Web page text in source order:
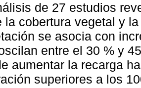
de 27 estudios
la cobertura vegetal y
se asocia con
entre el 30 % y
aumentar la recarga
superiores a los